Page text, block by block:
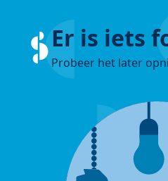
Er is iets
Probeer het later